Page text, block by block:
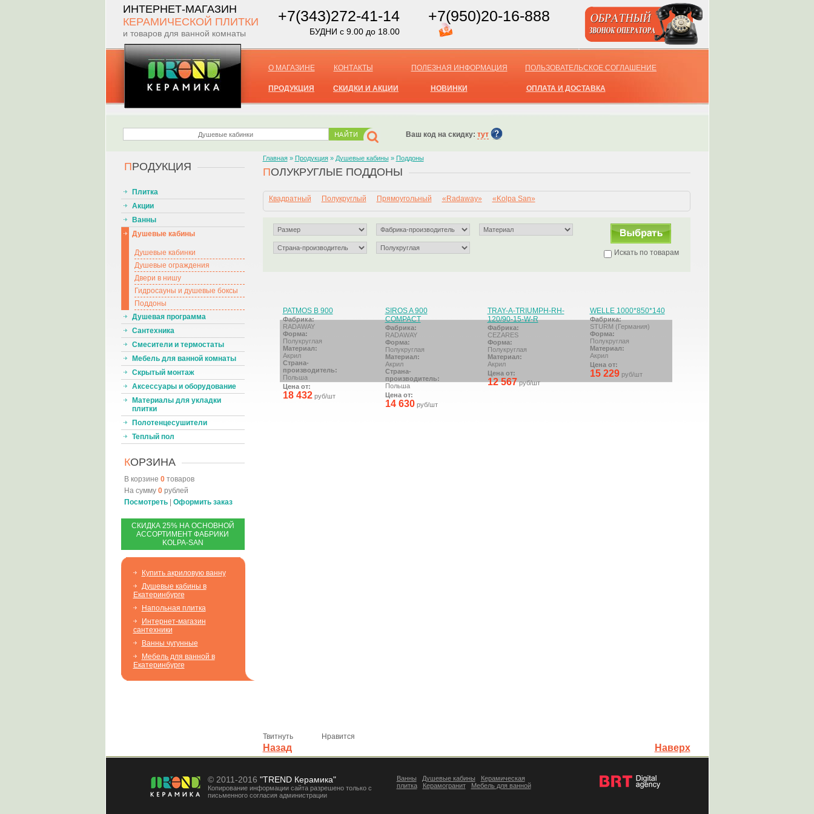
+7(343)272-41-14
БУДНИ с 9.00 до 18.00
+7(950)20-16-888
ИНТЕРНЕТ-МАГАЗИН
КЕРАМИЧЕСКОЙ ПЛИТКИ
и товаров для ванной комнаты
Ваш код на скидку: тут
ПРОДУКЦИЯ
Плитка
Акции
Ванны
Душевые кабины
Душевые кабинки
Душевые ограждения
Двери в нишу
Гидросауны и душевые боксы
Поддоны
Душевая программа
Сантехника
Смесители и термостаты
Мебель для ванной комнаты
Скрытый монтаж
Аксессуары и оборудование
Материалы для укладки
плитки
Полотенцесушители
Теплый пол
КОРЗИНА
В корзине 0товаров
На сумму 0рублей
Посмотреть| Оформить заказ
С КИДКА 25% НА ОСНОВНОЙ
АССОРТИМЕНТ ФАБРИКИ
KOLPA-SAN
Купить акриловую ванну
Душевые кабины в
Екатеринбурге
Напольная плитка
Интернет-магазин
сантехники
Ванны чугунные
Мебель для ванной в
Екатеринбурге
Главная» Продукция» Душевые кабины» Поддоны
ПОЛУКРУГЛЫЕ ПОДДОНЫ
Квадратный Полукруглый Прямоугольный «Radaway» «Kolpa San»
Искать по товарам
PATMOS B 900
Фабрика:
RADAWAY
Форма:
Полукруглая
Материал:
Акрил
Страна-
производитель:
Польша
Цена от:
18 432руб/шт
SIROS A 900
COMPACT
Фабрика:
RADAWAY
Форма:
Полукруглая
Материал:
Акрил
Страна-
производитель:
Польша
Цена от:
14 630руб/шт
TRAY-A-TRIUMPH-RH-
120/90-15-W-R
Фабрика:
CEZARES
Форма:
Полукруглая
Материал:
Акрил
Цена от:
12 567руб/шт
WELLE 1000*850*140
Фабрика:
STURM (Германия)
Форма:
Полукруглая
Материал:
Акрил
Цена от:
15 229руб/шт
Твитнуть Нравится
Назад Наверх
О МАГАЗИНЕ КОНТАКТЫ ПОЛЕЗНАЯ ИНФОРМАЦИЯ ПОЛЬЗОВАТЕЛЬСКОЕ СОГЛАШЕНИЕ
ПРОДУКЦИЯ СКИДКИ И АКЦИИ НОВИНКИ ОПЛАТА И ДОСТАВКА
© 2011-2016 "TREND Керамика"
Копирование информации сайта разрешено только с
письменного согласия администрации
Ванны Душевые кабины
Керамическая
плитка
Керамогранит Мебель для ванной